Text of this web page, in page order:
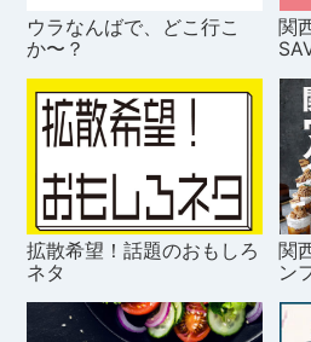
ウラなんばで、どこ行こ
か〜？
関
拡散希望！話題のおもしろ
ネタ
関
ン